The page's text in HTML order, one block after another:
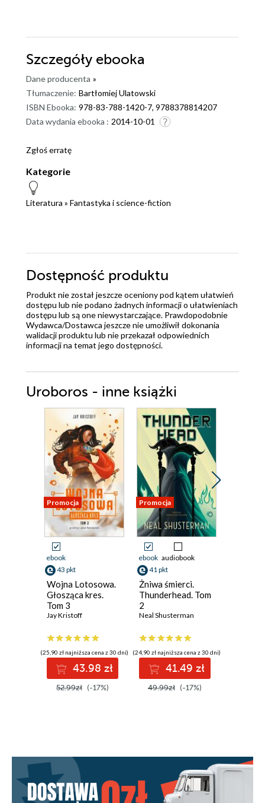
Szczegóły ebooka
Dane producenta »
Tłumaczenie: Bartłomiej Ulatowski
ISBN Ebooka: 978-83-788-1420-7, 9788378814207
Data wydania ebooka : 2014-10-01
Zgłoś erratę
Kategorie
Literatura » Fantastyka i science-fiction
Dostępność produktu
Produkt nie został jeszcze oceniony pod kątem ułatwień
dostępu lub nie podano żadnych informacji o ułatwieniach
dostępu lub są one niewystarczające. Prawdopodobnie
Wydawca/Dostawca jeszcze nie umożliwił dokonania
walidacji produktu lub nie przekazał odpowiednich
informacji na temat jego dostępności.
Uroboros - inne książki
Promocja
ebook
43 pkt
Wojna Lotosowa.
Głosząca kres.
Tom 3
Jay Kristoff
(25,90 zł najniższa cena z 30 dni)
43.98 zł
52.99zł (-17%)
Promocja
ebook audiobook
41 pkt
Żniwa śmierci.
Thunderhead. Tom
2
Neal Shusterman
(24,90 zł najniższa cena z 30 dni)
41.49 zł
49.99zł (-17%)